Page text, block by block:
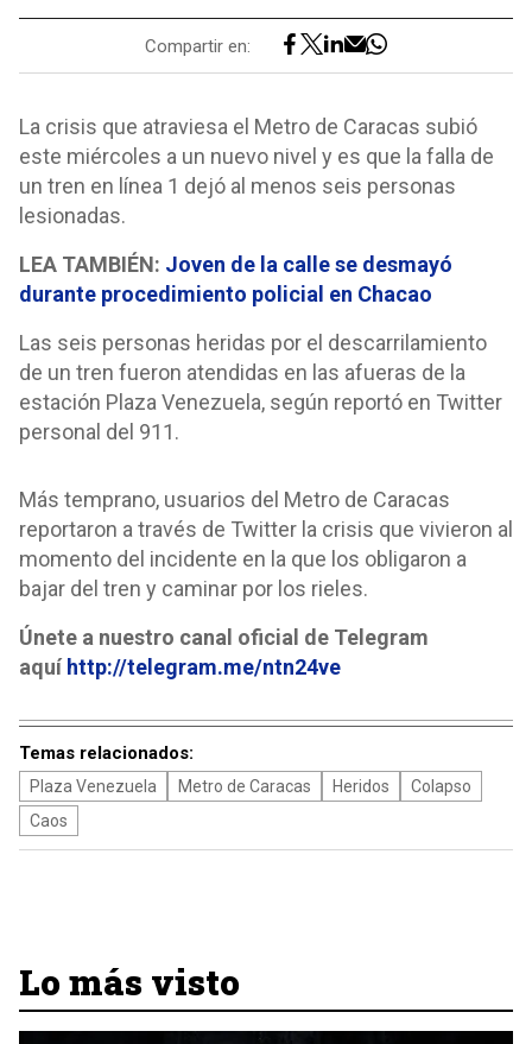
Compartir en:
La crisis que atraviesa el Metro de Caracas subió
este miércoles a un nuevo nivel y es que la falla de
un tren en línea 1 dejó al menos seis personas
lesionadas.
LEA TAMBIÉN: Joven de la calle se desmayó
durante procedimiento policial en Chacao
Las seis personas heridas por el descarrilamiento
de un tren fueron atendidas en las afueras de la
estación Plaza Venezuela, según reportó en Twitter
personal del 911.
Más temprano, usuarios del Metro de Caracas
reportaron a través de Twitter la crisis que vivieron al
momento del incidente en la que los obligaron a
bajar del tren y caminar por los rieles.
Únete a nuestro canal oficial de Telegram
aquí http://telegram.me/ntn24ve
Temas relacionados:
Plaza Venezuela Metro de Caracas Heridos
Colapso
Caos
Lo más visto